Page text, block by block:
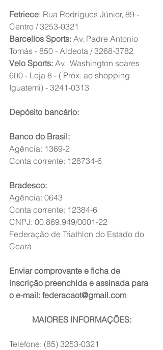
Fetriece: Rua Rodrigues Júnior, 89 -
Centro / 3253-0321
Barcellos Sports: Av. Padre Antonio
Tomás - 850 - Aldeota / 3268-3782
Velo Sports: Av.  Washington soares
600 - Loja 8 - ( Próx. ao shopping
Iguatemi) - 3241-0313
Depósito bancário:
Banco do Brasil:
Agência: 1369-2
Conta corrente: 128734-6
Bradesco:
Agência: 0643
Conta corrente: 12384-6
CNPJ: 00.869.949/0001-22
Federação de Triathlon do Estado do
Ceará
Enviar comprovante e ficha de
inscrição preenchida e assinada para
o e-mail: federacaot@gmail.com
MAIORES INFORMAÇÕES:
Telefone: (85) 3253-0321